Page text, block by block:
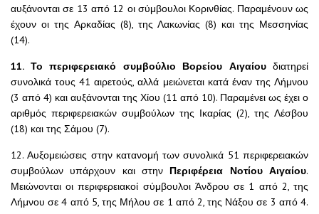
αυξάνονται σε 13 από 12 οι σύμβουλοι Κορινθίας. Παραμένουν ως
έχουν οι της Αρκαδίας (8), της Λακωνίας (8) και της Μεσσηνίας
(14).
11. Το περιφερειακό συμβούλιο Βορείου Αιγαίουδιατηρεί
συνολικά τους 41 αιρετούς, αλλά μειώνεται κατά έναν της Λήμνου
(3 από 4) και αυξάνονται της Χίου (11 από 10). Παραμένει ως έχει ο
αριθμός περιφερειακών συμβούλων της Ικαρίας (2), της Λέσβου
(18) και της Σάμου (7).
12. Αυξομειώσεις στην κατανομή των συνολικά 51 περιφερειακών
συμβούλων υπάρχουν και στην Περιφέρεια Νοτίου Αιγαίου.
Μειώνονται οι περιφερειακοί σύμβουλοι Άνδρου σε 1 από 2, της
Λήμνου σε 4 από 5, της Μήλου σε 1 από 2, της Νάξου σε 3 από 4.